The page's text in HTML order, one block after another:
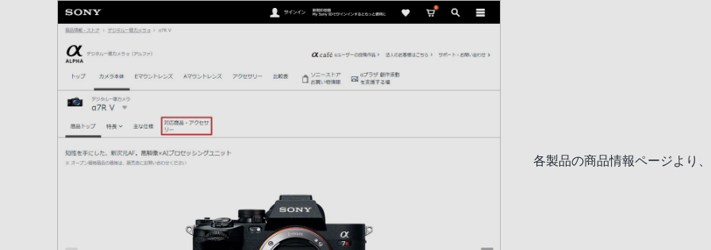
各製品の商品情報ページより